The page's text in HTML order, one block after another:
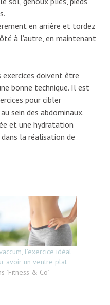
en arrière et tordez
à l’autre, en maintenant
doivent être
bonne technique. Il est
pour cibler
sein des abdominaux.
et une hydratation
la réalisation de
l’exercice idéal
avoir un ventre plat
"Fitness & Co"